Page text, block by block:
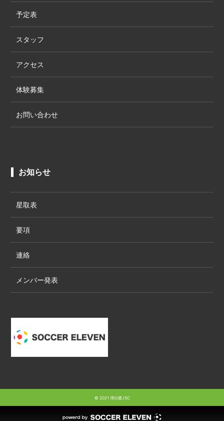
予定表
スタッフ
アクセス
体験募集
お問い合わせ
お知らせ
星取表
要項
連絡
メンバー発表
© 2021 堺白鷺JSC